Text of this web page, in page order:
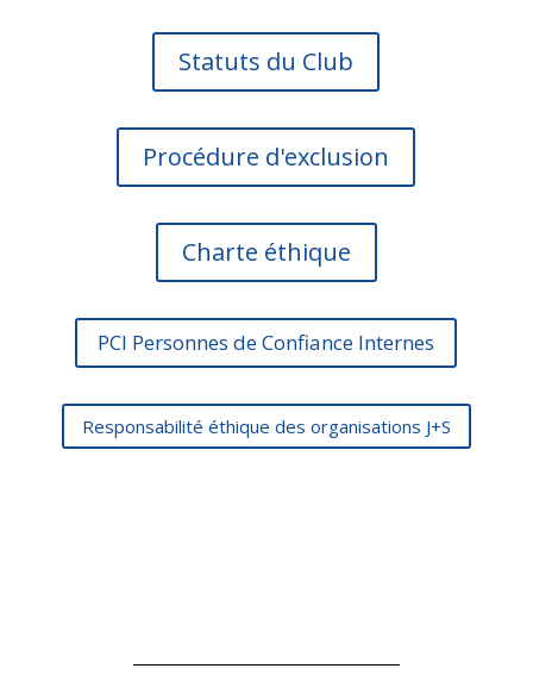
Statuts du Club
Procédure d'exclusion
Charte éthique
PCI Personnes de Confiance Internes
Responsabilité éthique des organisations J+S